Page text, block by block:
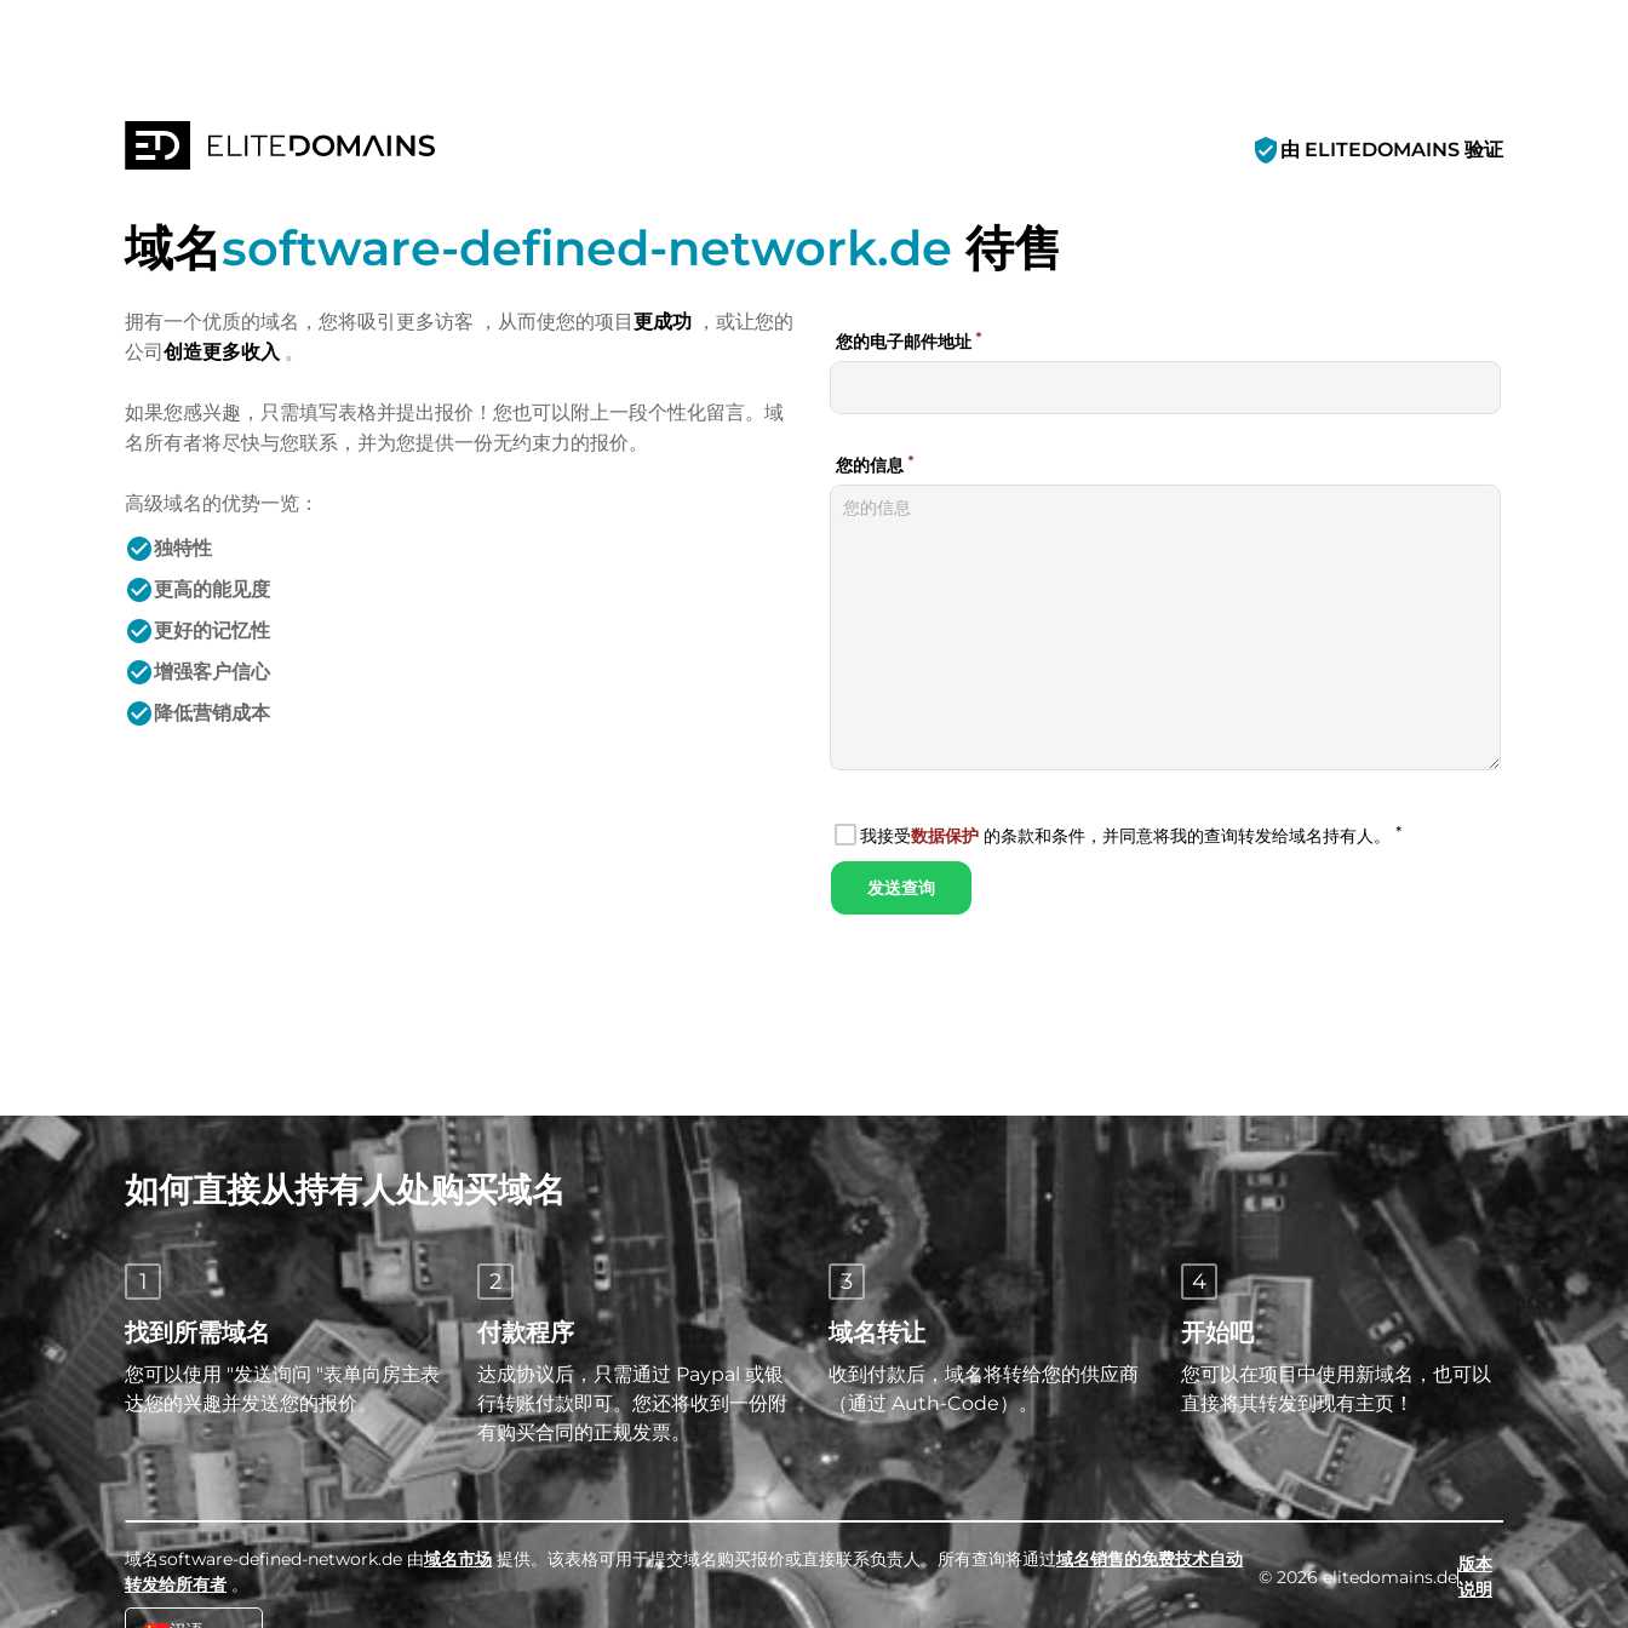
verified_user 由 ELITEDOMAINS 验证
域名software-defined-network.de 待售
拥有一个优质的域名，您将吸引更多访客 ，从而使您的项目更成功 ，或让您的
公司创造更多收入 。
如果您感兴趣，只需填写表格并提出报价！您也可以附上一段个性化留言。域
名所有者将尽快与您联系，并为您提供一份无约束力的报价。
高级域名的优势一览：
check_circle独特性
check_circle更高的能见度
check_circle更好的记忆性
check_circle增强客户信心
check_circle 降低营销成本
如何直接从持有人处购买域名
1
找到所需域名
您可以使用 "发送询问 "表单向房主表
达您的兴趣并发送您的报价。
2
付款程序
达成协议后，只需通过 Paypal 或银
行转账付款即可。您还将收到一份附
有购买合同的正规发票。
3
域名转让
收到付款后，域名将转给您的供应商
（通过 Auth-Code）。
4
开始吧
您可以在项目中使用新域名，也可以
直接将其转发到现有主页！
域名software-defined-network.de 由域名市场提供。该表格可用于提交域名购买报价或直接联系负责人。所有查询将通过域名销售的免费技术自动
转发给所有者 。 © 2026 elitedomains.de
版本
说明